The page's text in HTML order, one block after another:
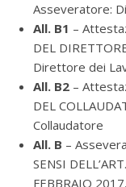
Asseveratore:
All. B1 –
DEL
Direttore dei
All. B2 –
DEL
Collaudatore
All. B –
SENSI
FEBBRAIO